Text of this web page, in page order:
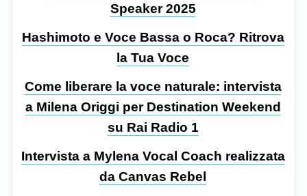
Speaker 2025
Hashimoto e Voce Bassa o Roca? Ritrova
la Tua Voce
Come liberare la voce naturale: intervista
a Milena Origgi per Destination Weekend
su Rai Radio 1
Intervista a Mylena Vocal Coach realizzata
da Canvas Rebel